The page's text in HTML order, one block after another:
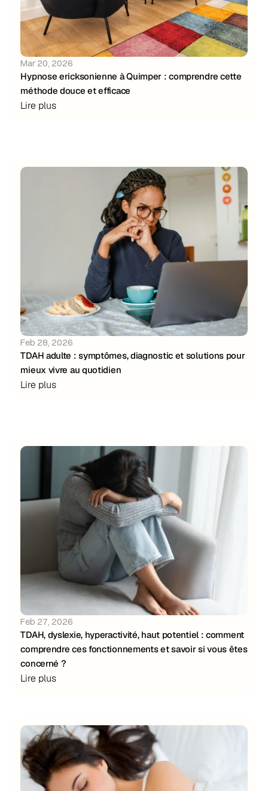
Mar 20, 2026
Hypnose ericksonienne à Quimper : comprendre cette
méthode douce et efficace
Lire plus
Feb 28, 2026
TDAH adulte : symptômes, diagnostic et solutions pour
mieux vivre au quotidien
Lire plus
Feb 27, 2026
TDAH, dyslexie, hyperactivité, haut potentiel : comment
comprendre ces fonctionnements et savoir si vous êtes
concerné ?
Lire plus